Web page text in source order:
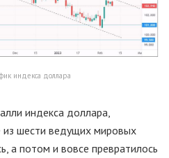
индекса доллара
индекса доллара,
из шести ведущих мировых
а потом и вовсе превратилось